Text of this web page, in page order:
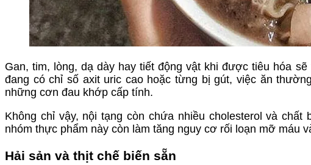
Gan, tim, lòng, dạ dày hay tiết động vật khi được tiêu hóa
đang có chỉ số axit uric cao hoặc từng bị gút, việc ăn
những cơn đau khớp cấp tính.
Không chỉ vậy, nội tạng còn chứa nhiều cholesterol và
nhóm thực phẩm này còn làm tăng nguy cơ rối loạn mỡ máu
Hải sản và thịt chế biến sẵn